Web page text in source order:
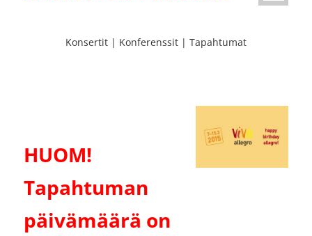
Konsertit | Konferenssit | Tapahtumat
HUOM!
Tapahtuman
päivämäärä on